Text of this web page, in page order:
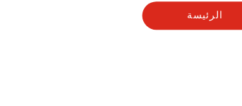
الرئيسة